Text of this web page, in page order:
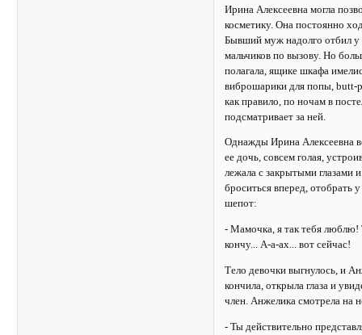
Ирина Алексеевна могла
косметику. Она постоянно
Бывший муж надолго отбил у
мальчиков по вызову. Но
полагала, ящике шкафа
виброшарики для попы, butt-
как правило, по ночам в
подсматривает за ней.
Однажды Ирина Алексеевна
ее дочь, совсем голая,
лежала с закрытыми глазами
броситься вперед, отобрать
шепот:
- Мамочка, я так тебя
кончу... А-а-ах... вот сейчас!
Тело девочки выгнулось, и
кончила, открыла глаза и
член. Анжелика смотрела на
- Ты действительно